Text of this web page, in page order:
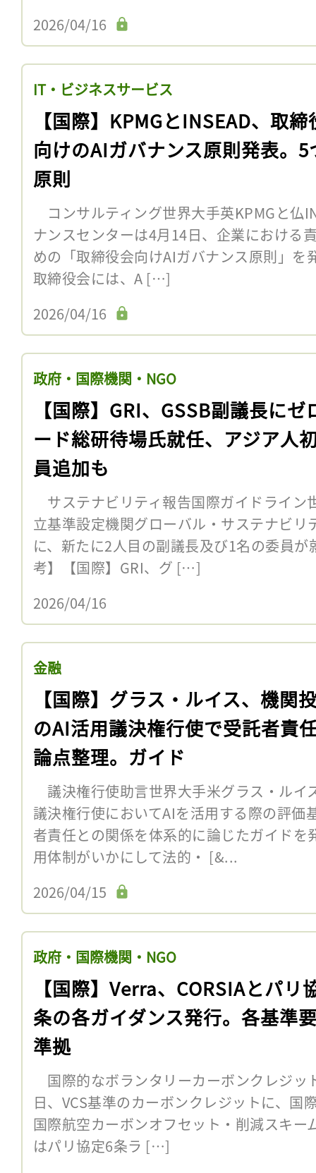
2026/04/16
IT・ビジネスサービス
【国際】KPMGとINSEAD、取締
向けのAIガバナンス原則発表。5
原則
コンサルティング世界大手英KPMGと仏
ナンスセンターは4月14日、企業における
めの「取締役会向けAIガバナンス原則」
取締役会には、A […]
2026/04/16
政府・国際機関・NGO
【国際】GRI、GSSB副議長にゼ
ード総研待場氏就任、アジア人
員追加も
サステナビリティ報告国際ガイドライン
立基準設定機関グローバル・サステナビリ
に、新たに2人目の副議長及び1名の委員
考】【国際】GRI、グ […]
2026/04/16
金融
【国際】グラス・ルイス、機関
のAI活用議決権行使で受託者責
論点整理。ガイド
議決権行使助言世界大手米グラス・ルイ
議決権行使においてAIを活用する際の評価
者責任との関係を体系的に論じたガイド
用体制がいかにして法的・ [&...
2026/04/15
政府・国際機関・NGO
【国際】Verra、CORSIAとパリ
条の各ガイダンス発行。各基準
準拠
国際的なボランタリーカーボンクレジッ
日、VCS基準のカーボンクレジットに、国
国際航空カーボンオフセット・削減スキー
はパリ協定6条ラ […]